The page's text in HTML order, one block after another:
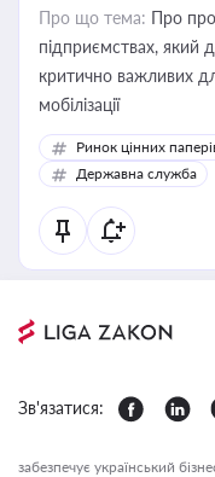
Про що тема: Про
підприємствах, який
критично важливих
мобілізації
Ринок цінних
Державна служба
Зв'язатися:
забезпечує український